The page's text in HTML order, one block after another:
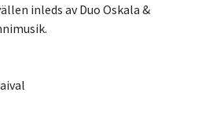
inleds av Duo Oskala &